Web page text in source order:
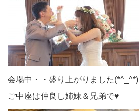
会場中・・盛り上がりました(*^_^*)
ご中座は仲良し姉妹＆兄弟で♥